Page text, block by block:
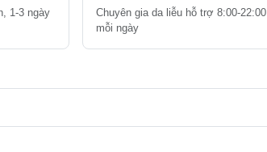
1-3 ngày
Chuyên gia da liễu hỗ trợ 8:00-22:00
mỗi ngày